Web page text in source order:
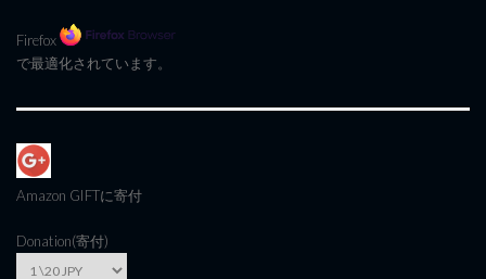
Firefox
で最適化されています。
Amazon GIFTに寄付
Donation(寄付)